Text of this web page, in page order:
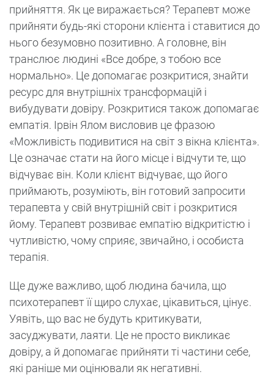
прийняття. Як це виражається? Терапевт може
прийняти будь-які сторони клієнта і ставитися до
нього безумовно позитивно. А головне, він
транслює людині «Все добре, з тобою все
нормально». Це допомагає розкритися, знайти
ресурс для внутрішніх трансформацій і
вибудувати довіру. Розкритися також допомагає
емпатія. Ірвін Ялом висловив це фразою
«Можливість подивитися на світ з вікна клієнта».
Це означає стати на його місце і відчути те, що
відчуває він. Коли клієнт відчуває, що його
приймають, розуміють, він готовий запросити
терапевта у свій внутрішній світ і розкритися
йому. Терапевт розвиває емпатію відкритістю і
чутливістю, чому сприяє, звичайно, і особиста
терапія.
Ще дуже важливо, щоб людина бачила, що
психотерапевт її щиро слухає, цікавиться, цінує.
Уявіть, що вас не будуть критикувати,
засуджувати, лаяти. Це не просто викликає
довіру, а й допомагає прийняти ті частини себе,
які раніше ми оцінювали як негативні.